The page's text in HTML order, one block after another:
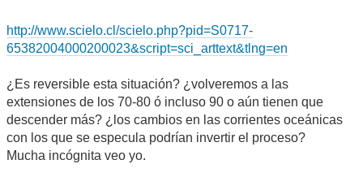
http://www.scielo.cl/scielo.php?pid=S0717-
65382004000200023&script=sci_arttext&tlng=en
¿Es reversible esta situación? ¿volveremos a las
extensiones de los 70-80 ó incluso 90 o aún tienen que
descender más? ¿los cambios en las corrientes oceánicas
con los que se especula podrían invertir el proceso?
Mucha incógnita veo yo.